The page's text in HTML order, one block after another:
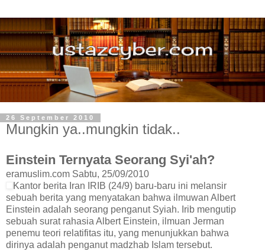
26 September 2010
Mungkin ya..mungkin tidak..
Einstein Ternyata Seorang Syi'ah?
eramuslim.com Sabtu, 25/09/2010
Kantor berita Iran IRIB (24/9) baru-baru ini melansir
sebuah berita yang menyatakan bahwa ilmuwan Albert
Einstein adalah seorang penganut Syiah. Irib mengutip
sebuah surat rahasia Albert Einstein, ilmuan Jerman
penemu teori relatifitas itu, yang menunjukkan bahwa
dirinya adalah penganut madzhab Islam tersebut.